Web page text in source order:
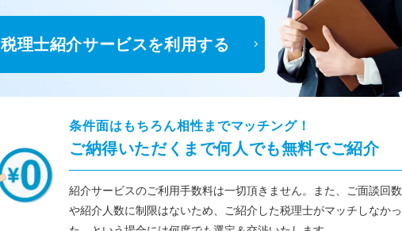
税理士紹介サービスを利用する
条件面はもちろん相性までマッチング！
ご納得いただくまで何人でも無料でご紹介
紹介サービスのご利用手数料は一切頂きません。また、ご面談回数
や紹介人数に制限はないため、ご紹介した税理士がマッチしなかっ